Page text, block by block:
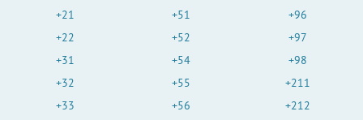
+21
+22
+31
+32
+33
+51
+52
+54
+55
+56
+96
+97
+98
+211
+212